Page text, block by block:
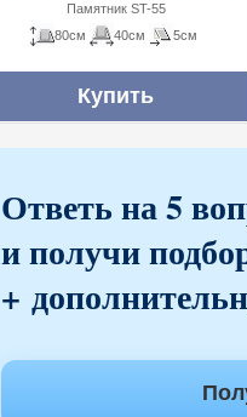
Памятник ST-55
80см
40см 5см
Ответь на 5
и получи
+